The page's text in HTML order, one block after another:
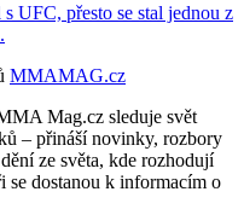
UFC, přesto se stal jednou z
MMAMAG.cz
Mag.cz sleduje svět
– přináší novinky, rozbory
ze světa, kde rozhodují
se dostanou k informacím o